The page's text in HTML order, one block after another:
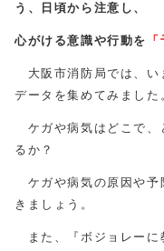
う、日頃から注意し、
心がける意識や行動を
大阪市消防局では、い
データを集めてみました
ケガや病気はどこで、
るか？
ケガや病気の原因や予
きましょう。
また、『ボジョレーに